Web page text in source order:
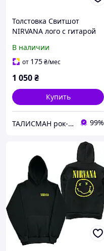
Толстовка Свитшот
NIRVANA лого с гитарой
В наличии
от 175₴/мес
1 050₴
Купить
ТАЛИСМАН рок-магазин 99%